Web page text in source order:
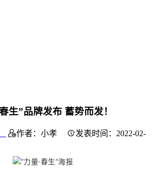
生”品牌发布 蓄势而发！
作者：小孝
发表时间：2022-02-